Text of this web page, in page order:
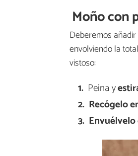
Moño con
Deberemos
envolviendo la
vistoso:
Peina y
Recógelo